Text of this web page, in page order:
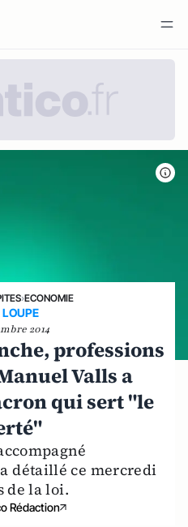
›ECONOMIE
2014
professions
Valls a
qui sert "le
détaillé ce mercredi
de la loi.
Rédaction